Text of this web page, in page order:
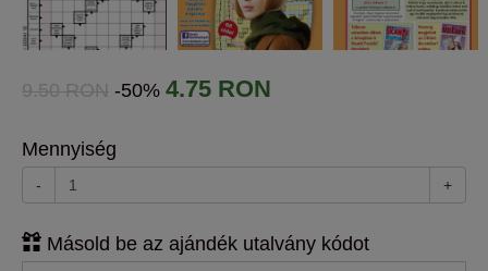
9.50 RON -50% 4.75 RON
Mennyiség
- +
Másold be az ajándék utalvány kódot